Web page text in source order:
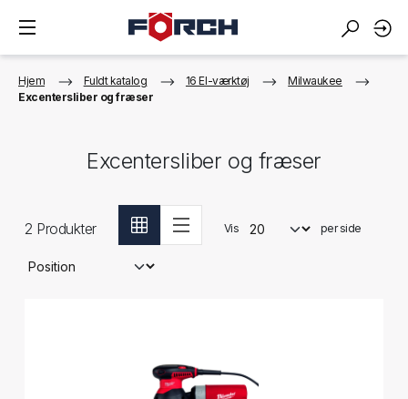
Hjem Fuldt katalog 16 El-værktøj
Milwaukee
Excentersliber og fræser
Excentersliber og fræser
2 Produkter Vis per side